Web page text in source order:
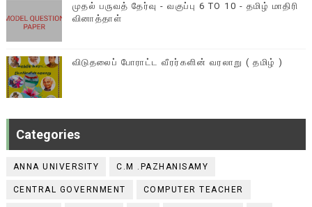
முதல் பருவத் தேர்வு - வகுப்பு 6 TO 10 - தமிழ் மாதிரி
வினாத்தாள்
விடுதலைப் போராட்ட வீரர்களின் வரலாறு ( தமிழ் )
Categories
ANNA UNIVERSITY C.M .PAZHANISAMY
CENTRAL GOVERNMENT COMPUTER TEACHER